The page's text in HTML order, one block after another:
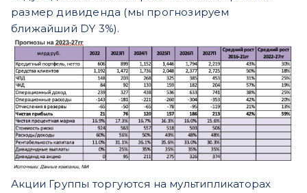
размер дивиденда (мы прогнозируем
ближайший DY 3%).
Акции Группы торгуются на мультипликаторах